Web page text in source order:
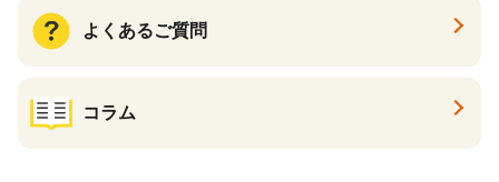
よくあるご質問
コラム